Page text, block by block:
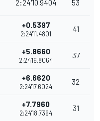
2:24'10.9404 53
+0.5397
2:24'11.4801
41
+5.8660
2:24'16.8064
37
+6.6620
2:24'17.6024
32
+7.7960
2:24'18.7364
31